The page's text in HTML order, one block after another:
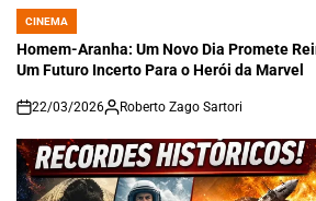
POSTED
IN
CINEMA
Homem-Aranha: Um Novo Dia Promete
Um Futuro Incerto Para o Herói da Marvel
on
22/03/2026 Roberto Zago Sartori